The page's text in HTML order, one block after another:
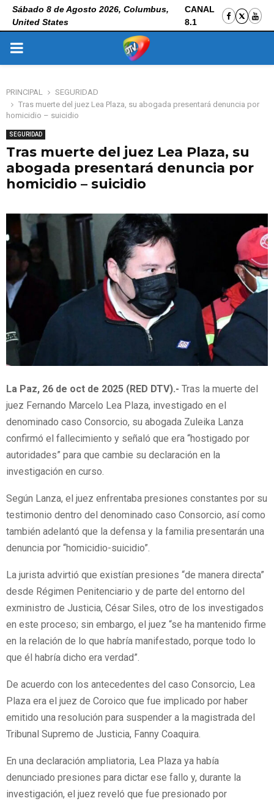
Sábado 8 de Agosto 2026, Columbus,
United States
CANAL
8.1
PRIMARY
PRINCIPAL
SEGURIDAD
Tras muerte del juez Lea Plaza, su abogada presentará denuncia por
homicidio – suicidio
SEGURIDAD
Tras muerte del juez Lea Plaza, su
abogada presentará denuncia por
homicidio – suicidio
La Paz, 26 de oct de 2025 (RED DTV).- Tras la muerte del
juez Fernando Marcelo Lea Plaza, investigado en el
denominado caso Consorcio, su abogada Zuleika Lanza
confirmó el fallecimiento y señaló que era “hostigado por
autoridades” para que cambie su declaración en la
investigación en curso.
Según Lanza, el juez enfrentaba presiones constantes por su
testimonio dentro del denominado caso Consorcio, así como
también adelantó que la defensa y la familia presentarán una
denuncia por “homicidio-suicidio”.
La jurista advirtió que existían presiones “de manera directa”
desde Régimen Penitenciario y de parte del entorno del
exministro de Justicia, César Siles, otro de los investigados
en este proceso; sin embargo, el juez “se ha mantenido firme
en la relación de lo que habría manifestado, porque todo lo
que él habría dicho era verdad”.
De acuerdo con los antecedentes del caso Consorcio, Lea
Plaza era el juez de Coroico que fue implicado por haber
emitido una resolución para suspender a la magistrada del
Tribunal Supremo de Justicia, Fanny Coaquira.
En una declaración ampliatoria, Lea Plaza ya había
denunciado presiones para dictar ese fallo y, durante la
investigación, el juez reveló que fue presionado por